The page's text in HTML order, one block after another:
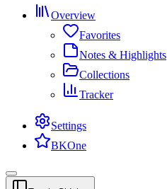
Overview
Favorites
Notes & Highlights
Collections
Tracker
Settings
BKOne